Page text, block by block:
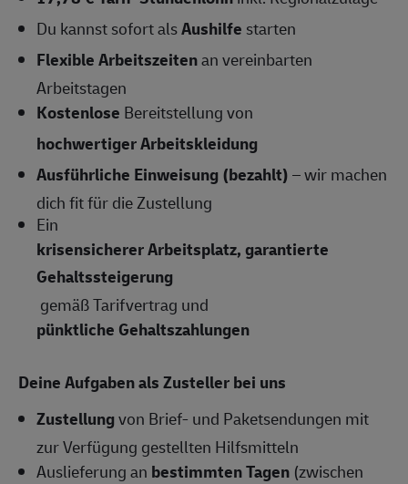
Du kannst sofort alsAushilfe starten
Flexible Arbeitszeitenan vereinbarten
Arbeitstagen
Kostenlose Bereitstellung von
hochwertiger Arbeitskleidung
Ausführliche Einweisung (bezahlt)– wir machen
dich fit für die Zustellung
Ein
krisensicherer Arbeitsplatz, garantierte
Gehaltssteigerung
gemäß Tarifvertrag und
pünktliche Gehaltszahlungen
Deine Aufgaben als Zusteller bei uns
Zustellungvon Brief- und Paketsendungen mit
zur Verfügung gestellten Hilfsmitteln
Auslieferung an bestimmten Tagen (zwischen